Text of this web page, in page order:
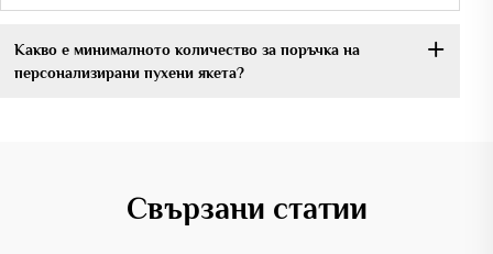
Какво е минималното количество за поръчка на
персонализирани пухени якета?
Свързани статии